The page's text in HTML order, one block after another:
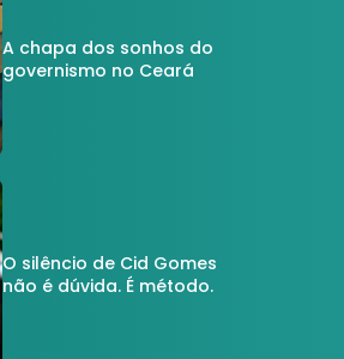
A chapa dos sonhos do
governismo no Ceará
O silêncio de Cid Gomes
não é dúvida. É método.